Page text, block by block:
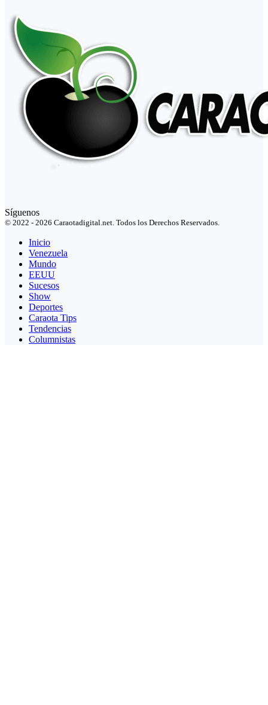
Síguenos
© 2022 - 2026 Caraotadigital.net. Todos los Derechos Reservados.
Inicio
Venezuela
Mundo
EEUU
Sucesos
Show
Deportes
Caraota Tips
Tendencias
Columnistas